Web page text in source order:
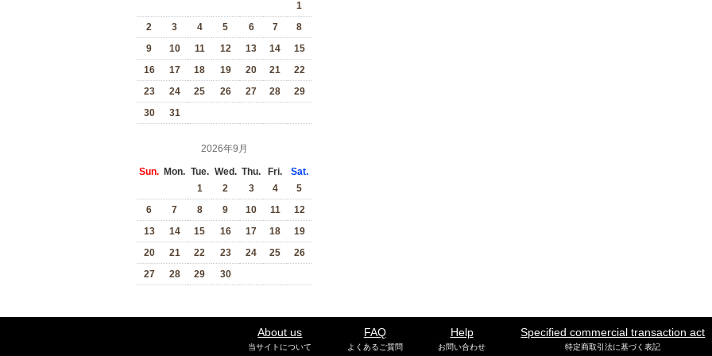
1
2
3 4 5 6 7
8
9
10 11 12 13 14
15
16
17 18 19 20 21
22
23
24 25 26 27 28
29
30
31
2026年9月
Sun. Mon. Tue. Wed. Thu. Fri.
Sat.
1
2 3 4
5
6
7 8 9 10 11
12
13
14 15 16 17 18
19
20
21 22 23 24 25
26
27
28 29 30
About us
当サイトについて
FAQ
よくあるご質問
Help
お問い合わせ
Specified commercial transaction act
特定商取引法に基づく表記